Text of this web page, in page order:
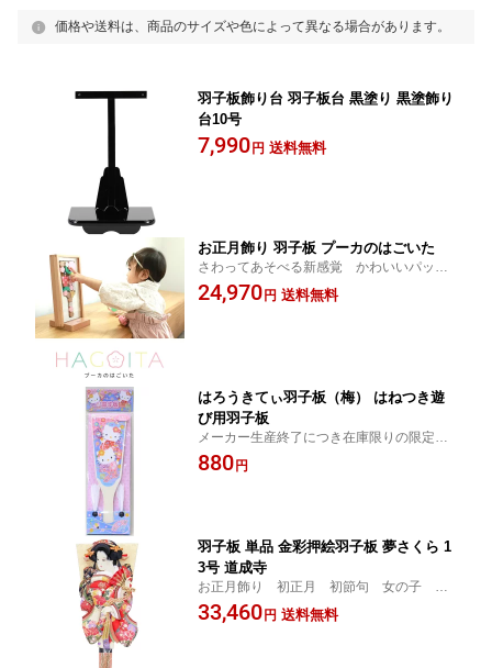
価格や送料は、商品のサイズや色によって異なる場合があります。
羽子板飾り台 羽子板台 黒塗り 黒塗飾り
台10号
7,990 円 送料無料
お正月飾り 羽子板 プーカのはごいた
さわってあそべる新感覚 かわいいパッケ
ージで贈り物にも最適
24,970 円 送料無料
はろうきてぃ羽子板（梅） はねつき遊
び用羽子板
メーカー生産終了につき在庫限りの限定商
品
880 円
羽子板 単品 金彩押絵羽子板 夢さくら 1
3号 道成寺
お正月飾り 初正月 初節句 女の子 羽
子板 送料無料
33,460 円 送料無料